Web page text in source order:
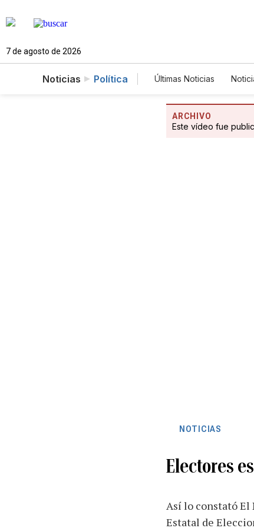
7 de agosto de 2026
Noticias Política Últimas Noticias
ARCHIVO
Este vídeo fue
NOTICIAS
Electores
Así lo constató El
Estatal de